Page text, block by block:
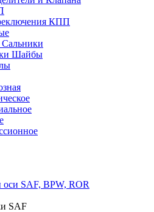
КПП
Шайбы
SAF, BPW, ROR
SAF